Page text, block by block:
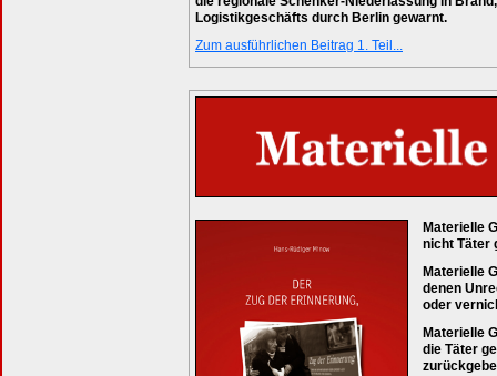
Logistikgeschäfts durch Berlin gewarnt.
Zum ausführlichen Beitrag 1. Teil...
Materielle
nicht Täter
Materielle
denen
oder
Materielle
die Täter